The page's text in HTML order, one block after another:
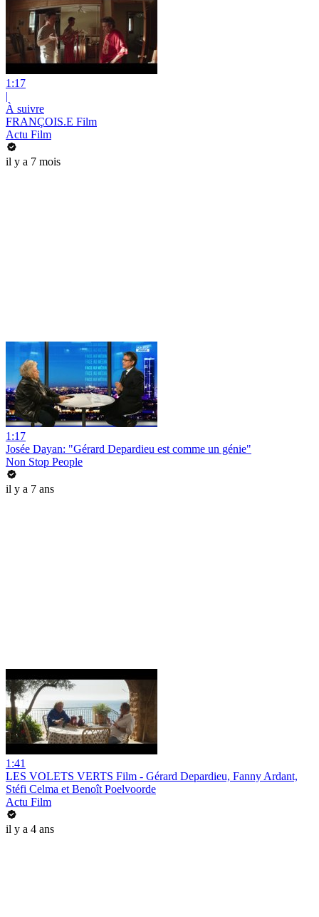
1:17
|
À suivre
FRANÇOIS.E Film
Actu Film
il y a 7 mois
1:17
Josée Dayan: "Gérard Depardieu est comme un génie"
Non Stop People
il y a 7 ans
1:41
LES VOLETS VERTS Film - Gérard Depardieu, Fanny Ardant,
Stéfi Celma et Benoît Poelvoorde
Actu Film
il y a 4 ans